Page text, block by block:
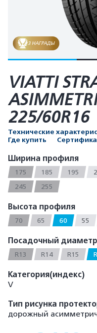
3 НАГРАДЫ
VIATTI
225/60R16
Технические
Где купить
Ширина профиля
175 185 195
245
255
Высота профиля
70 65 60 55
Посадочный диаметр
R13 R14 R15
Категория(индекс)
V
Тип рисунка
дорожный